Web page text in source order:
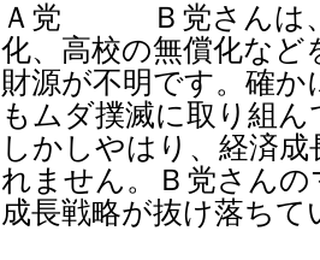
Ａ党 Ｂ党さんは、
化、高校の無償化な
財源が不明です。確
もムダ撲滅に取り組
しかしやはり、経済
れません。Ｂ党さん
成長戦略が抜け落ちて